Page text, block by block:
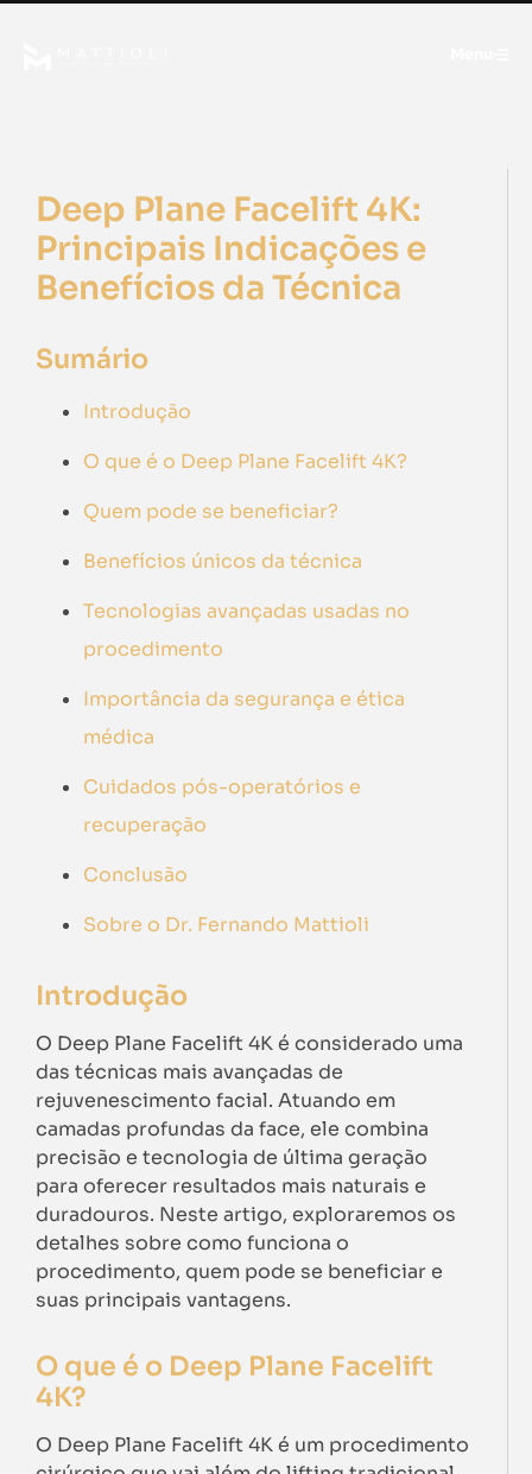
Deep Plane Facelift 4K:
Principais Indicações e
Benefícios da Técnica
Sumário
Introdução
O que é o Deep Plane Facelift 4K?
Quem pode se beneficiar?
Benefícios únicos da técnica
Tecnologias avançadas usadas no
procedimento
Importância da segurança e ética
médica
Cuidados pós-operatórios e
recuperação
Conclusão
Sobre o Dr. Fernando Mattioli
Introdução
O Deep Plane Facelift 4K é considerado uma
das técnicas mais avançadas de
rejuvenescimento facial. Atuando em
camadas profundas da face, ele combina
precisão e tecnologia de última geração
para oferecer resultados mais naturais e
duradouros. Neste artigo, exploraremos os
detalhes sobre como funciona o
procedimento, quem pode se beneficiar e
suas principais vantagens.
O que é o Deep Plane Facelift
4K?
O Deep Plane Facelift 4K é um procedimento